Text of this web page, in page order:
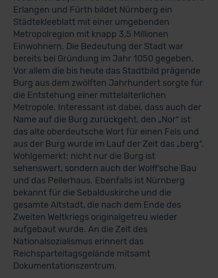
Erlangen und Fürth bildet Nürnberg ein
Städtekleeblatt mit einer umgebenden
Metropolregion mit knapp 3,5 Millionen
Einwohnern. Die Bedeutung der Stadt war
bereits bei Gründung im Jahr 1050 gegeben.
Vor allem die bis heute das Stadtbild prägende
Burg aus dem zwölften Jahrhundert sorgte für
die Entstehung einer mittelalterlichen
Metropole. Interessant ist dabei, dass auch der
Name auf die Burg zurückgeht, den „Nor“ ist
das alte oberdeutsche Wort für einen Fels und
aus der Burg wurde im Lauf der Zeit das „berg“.
Wohlgemerkt: nicht nur die Burg ist
sehenswert, sondern auch der Wolff‘sche Bau
und das Pellerhaus. Ebenfalls ist Nürnberg
bekannt für die Sebalduskirche und die
gesamte Altstadt, die nach dem Ende des
Zweiten Weltkriegs originalgetreu wieder
aufgebaut wurde. An die Zeit des
Nationalsozialismus erinnert das
Reichsparteitagsgelände mitsamt
Dokumentationszentrum.